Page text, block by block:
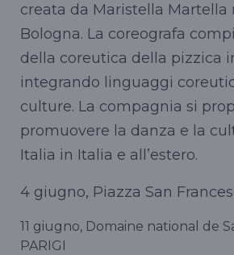
creata da Maristella Martella
Bologna. La coreografa
della coreutica della pizzica
integrando linguaggi
culture. La compagnia si
promuovere la danza e la
Italia in Italia e all’estero.
4 giugno, Piazza San
11 giugno, Domaine national de
PARIGI